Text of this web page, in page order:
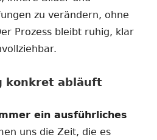
zu verändern, ohne
Prozess bleibt ruhig, klar
konkret abläuft
ein ausführliches
uns die Zeit, die es